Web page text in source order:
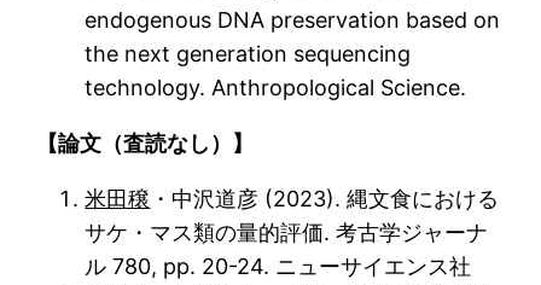
endogenous DNA preservation based on
the next generation sequencing
technology. Anthropological Science.
【論文（査読なし）】
米田穣 ・中沢道彦 (2023). 縄文食における
サケ・マス類の量的評価. 考古学ジャーナ
ル 780, pp. 20-24. ニューサイエンス社